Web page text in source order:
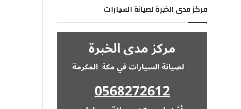
مركز مدى الخبرة لصيانة السيارات